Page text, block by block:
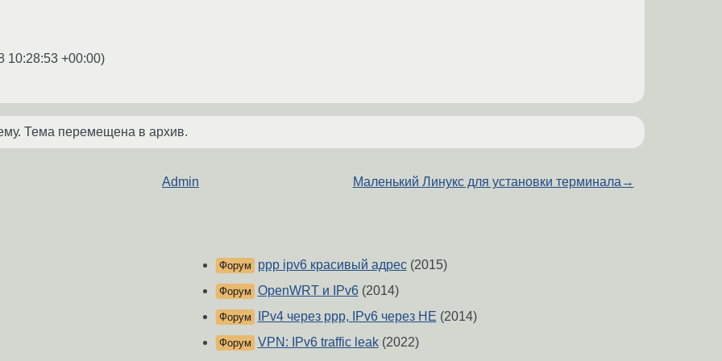
10:28:53 +00:00)
Тема перемещена в архив.
Admin Маленький Линукс для установки терминала →
Форум ppp ipv6 красивый адрес(2015)
Форум OpenWRT и IPv6(2014)
Форум IPv4 через ppp, IPv6 через HE (2014)
Форум VPN: IPv6 traffic leak(2022)